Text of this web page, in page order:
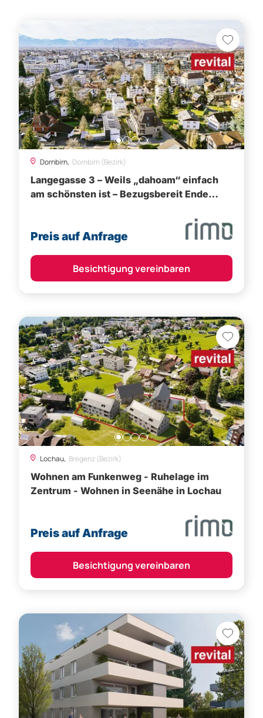
Dornbirn, Dornbirn (Bezirk)
Langegasse 3 – Weils „dahoam“ einfach
am schönsten ist – Bezugsbereit Ende
Preis auf Anfrage
Besichtigung vereinbaren
Lochau, Bregenz (Bezirk)
Wohnen am Funkenweg - Ruhelage im
Zentrum - Wohnen in Seenähe in Lochau
Preis auf Anfrage
Besichtigung vereinbaren